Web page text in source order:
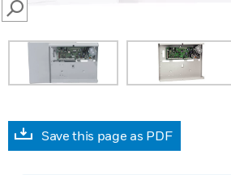
SEARCH
Save this page as PDF